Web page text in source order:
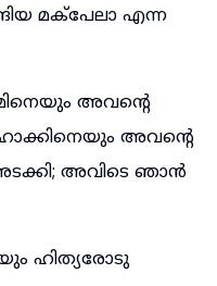
മക്പേലാ എന്ന
അവന്റെ
അവന്റെ
അവിടെ ഞാൻ
ഹിത്യരോടു